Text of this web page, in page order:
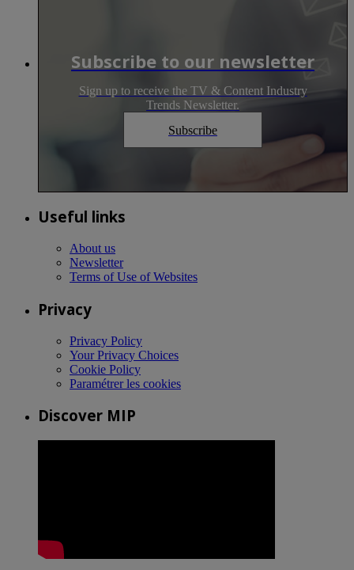
Subscribe to our newsletter
Sign up to receive the TV & Content Industry
Trends Newsletter.
Subscribe
Useful links
About us
Newsletter
Terms of Use of Websites
Privacy
Privacy Policy
Your Privacy Choices
Cookie Policy
Paramétrer les cookies
Discover MIP